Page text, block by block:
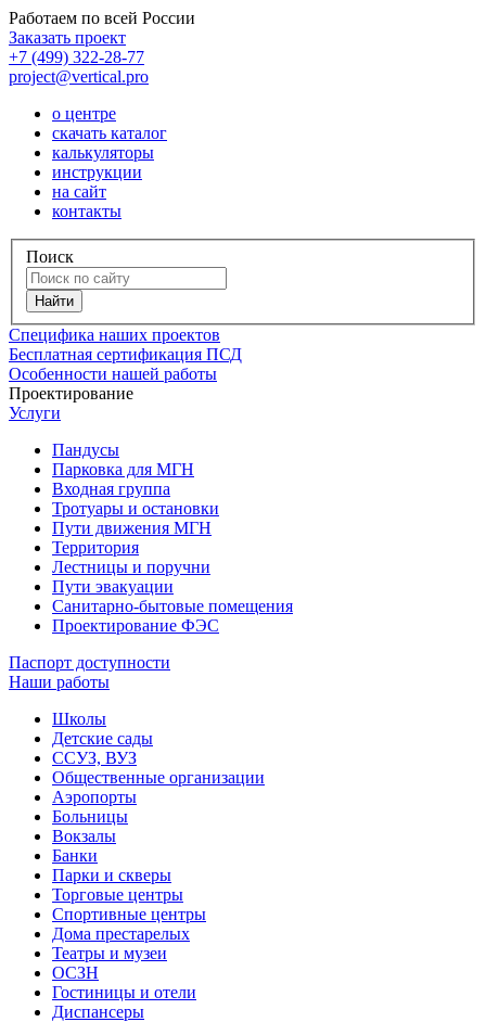
Работаем по всей России
Заказать проект
+7 (499) 322-28-77
project@vertical.pro
о центре
скачать каталог
калькуляторы
инструкции
на сайт
контакты
Поиск
Специфика наших проектов
Бесплатная сертификация ПСД
Особенности нашей работы
Проектирование
Услуги
Пандусы
Парковка для МГН
Входная группа
Тротуары и остановки
Пути движения МГН
Территория
Лестницы и поручни
Пути эвакуации
Санитарно-бытовые помещения
Проектирование ФЭС
Паспорт доступности
Наши работы
Школы
Детские сады
ССУЗ, ВУЗ
Общественные организации
Аэропорты
Больницы
Вокзалы
Банки
Парки и скверы
Торговые центры
Спортивные центры
Дома престарелых
Театры и музеи
ОСЗН
Гостиницы и отели
Диспансеры